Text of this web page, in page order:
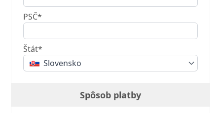
PSČ*
Štát*
Slovensko
Spôsob platby